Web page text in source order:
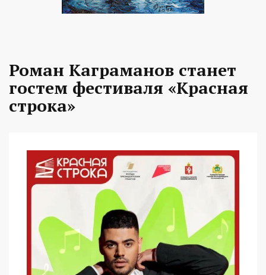
Роман Каграманов станет
гостем фестиваля «Красная
строка»